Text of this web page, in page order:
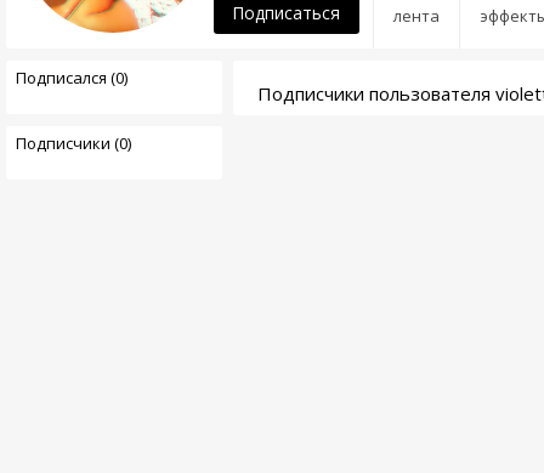
лента
Подписаться
Подписался (0)
Подписчики (0)
Подписчики пользователя